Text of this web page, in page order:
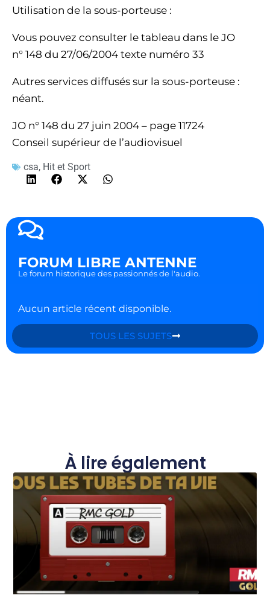
Utilisation de la sous-porteuse :
Vous pouvez consulter le tableau dans le JO
n° 148 du 27/06/2004 texte numéro 33
Autres services diffusés sur la sous-porteuse :
néant.
JO n° 148 du 27 juin 2004 – page 11724
Conseil supérieur de l’audiovisuel
csa, Hit et Sport
FORUM LIBRE ANTENNE
Le forum historique des passionnés de l'audio.
Aucun article récent disponible.
TOUS LES SUJETS
À lire également